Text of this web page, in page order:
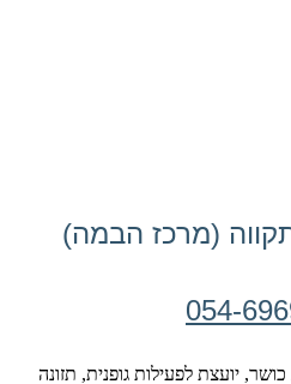
054-
יועצת לפעילות גופנית, תזונה